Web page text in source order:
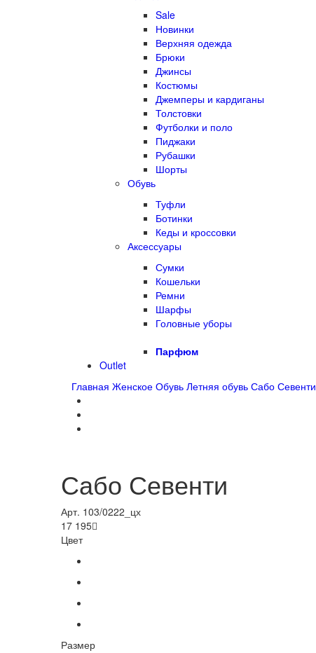
Sale
Новинки
Верхняя одежда
Брюки
Джинсы
Костюмы
Джемперы и кардиганы
Толстовки
Футболки и поло
Пиджаки
Рубашки
Шорты
Обувь
Туфли
Ботинки
Кеды и кроссовки
Аксессуары
Сумки
Кошельки
Ремни
Шарфы
Головные уборы
Парфюм
Outlet
Главная Женское Обувь Летняя обувь Сабо Севенти
Сабо Севенти
Арт. 103/0222_цх
17 195
Цвет
Размер